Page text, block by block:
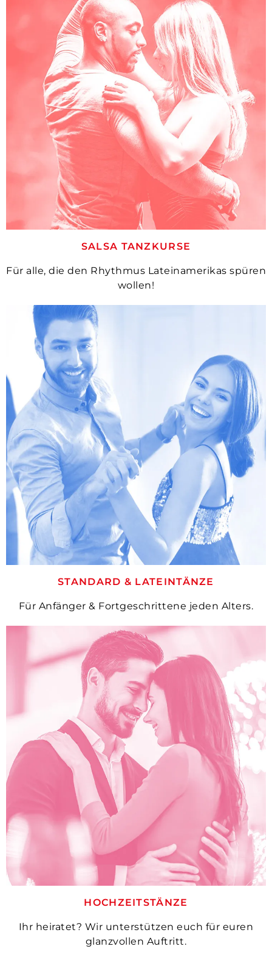
STANDARD & LATEINTÄNZE
Für Anfänger & Fortgeschrittene jeden Alters.
SALSA TANZKURSE
Für alle, die den Rhythmus Lateinamerikas spüren
wollen!
HOCHZEITSTÄNZE
Ihr heiratet? Wir unterstützen euch für euren
glanzvollen Auftritt.